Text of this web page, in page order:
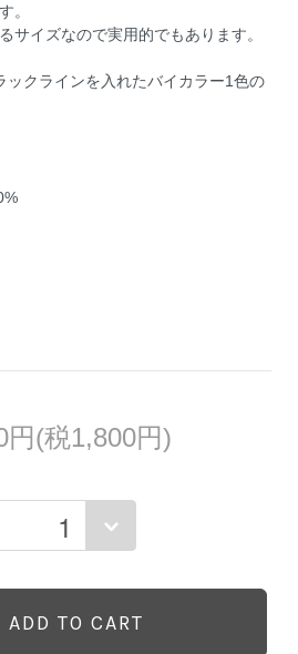
。
サイズなので実用的でもあります。
ックラインを入れたバイカラー1色の
円(税1,800円)
ADD TO CART